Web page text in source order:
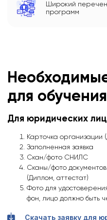
Широкий
программ
для обучения
Для юридических
Карточка организации
Заполненная заявка
Скан/фото СНИЛС
Сканы/фото
(Диплом, аттестат)
Фото для
фон, лицо должно быть
Скачать заявку для